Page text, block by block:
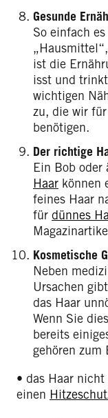
Gesunde
So einfach
ist die
isst und
wichtigen
zu, die wir
benötigen.
Der richtige
Ein Bob oder
Haar können
feines Haar
für dünnes
Kosmetische
Neben
Ursachen
das Haar
Wenn Sie
bereits
gehören zum
• das Haar
einen